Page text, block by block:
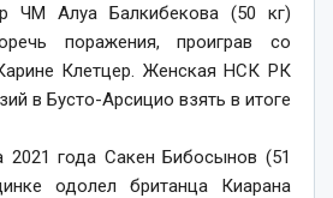
ЧМ Алуа Балкибекова (50 кг)
поражения, проиграв со
Клетцер. Женская НСК РК
в Бусто-Арсицио взять в итоге
2021 года Сакен Бибосынов (51
одолел британца Киарана